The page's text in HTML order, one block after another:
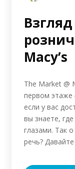
Macy’s
The Market @
первом этаже
если у вас
вы знаете,
глазами. Так
речь?